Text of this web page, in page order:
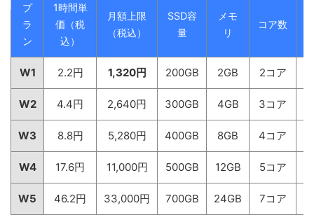
プ
ラ
ン
1時間単
価（税
込）
月額上限
（税込）
SSD容
量
メモ
リ
コア数
W1 2.2円 1,320円 200GB 2GB 2コア
W2 4.4円 2,640円 300GB 4GB 3コア
W3 8.8円 5,280円 400GB 8GB 4コア
W4 17.6円 11,000円 500GB 12GB 5コア
W5 46.2円 33,000円 700GB 24GB 7コア